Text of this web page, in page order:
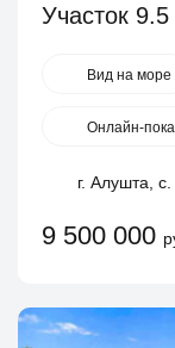
Участок
Вид на море
Онлайн-
г. Алушта,
9 500 000